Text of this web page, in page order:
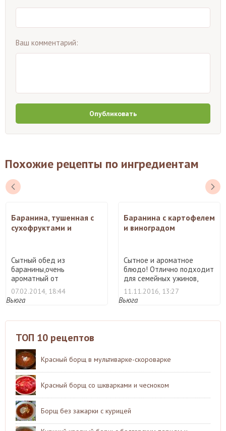
Ваш комментарий:
Опубликовать
Похожие рецепты по ингредиентам
Баранина, тушенная с
сухофруктами и
Сытный обед из
баранины,очень
ароматный от
сухофруктов. ...
07.02.2014, 18:44
Вьюга
Баранина с картофелем
и виноградом
Сытное и ароматное
блюдо! Отлично подходит
для семейных ужинов,
особ ...
11.11.2016, 13:27
Вьюга
ТОП 10 рецептов
Красный борщ в мультиварке-скороварке
Красный борщ со шкварками и чесноком
Борщ без зажарки с курицей